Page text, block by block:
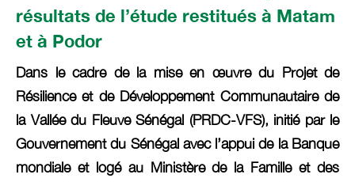
résultats de l’étude restitués à Matam
et à Podor
Dans le cadre de la mise en œuvre du Projet de
Résilience et de Développement Communautaire de
la Vallée du Fleuve Sénégal (PRDC-VFS), initié par le
Gouvernement du Sénégal avec l’appui de la Banque
mondiale et logé au Ministère de la Famille et des